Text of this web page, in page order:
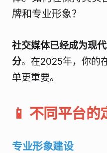
牌和专业形象？
社交媒体已经成为现
分。在2025年，你的
单更重要。
📱 不同平台的
专业形象建设